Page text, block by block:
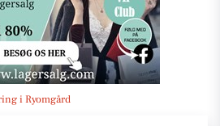
i Ryomgård
Marianne Dahl Dalsgaard